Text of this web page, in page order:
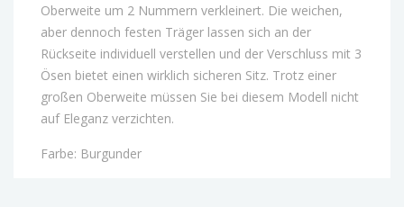
Oberweite um 2 Nummern verkleinert. Die weichen,
aber dennoch festen Träger lassen sich an der
Rückseite individuell verstellen und der Verschluss mit 3
Ösen bietet einen wirklich sicheren Sitz. Trotz einer
großen Oberweite müssen Sie bei diesem Modell nicht
auf Eleganz verzichten.
Farbe: Burgunder